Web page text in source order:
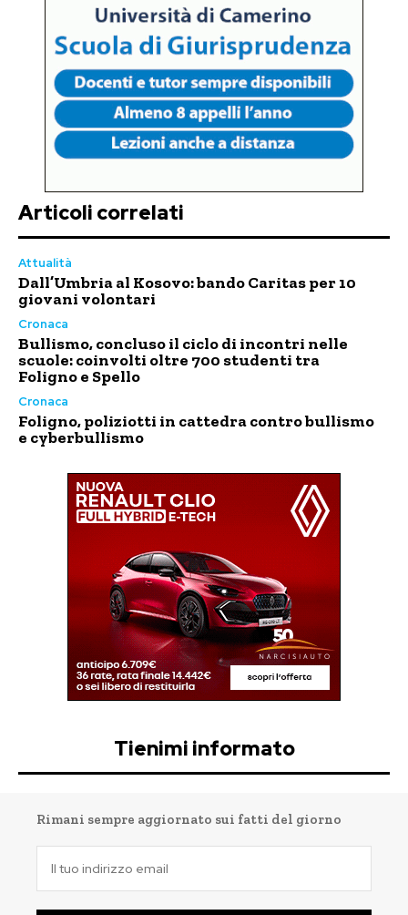
Articoli correlati
Attualità
Dall’Umbria al Kosovo: bando Caritas per 10
giovani volontari
Cronaca
Bullismo, concluso il ciclo di incontri nelle
scuole: coinvolti oltre 700 studenti tra
Foligno e Spello
Cronaca
Foligno, poliziotti in cattedra contro bullismo
e cyberbullismo
Tienimi informato
Rimani sempre aggiornato sui fatti del giorno